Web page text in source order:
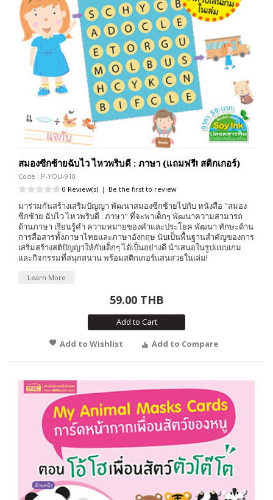
สมองซีกซ้ายฉับไว ไหวพริบดี : ภาษา (แถมฟรี! สติกเกอร์)
Code : P-YOU-910
0 Review(s) | Be the first to review
มาร่วมกันสร้างเสริมปัญญา พัฒนาสมองซีกซ้ายไปกับ หนังสือ "สมอง
ซีกซ้าย ฉับไว ไหวพริบดี : ภาษา" ที่จะพาเด็กๆ พัฒนาความสามารถ
ด้านภาษา เรียนรู้คำ ความหมายของคำและประโยค พัฒนา ทักษะด้าน
การสื่อสารทั้งภาษาไทยและภาษาอังกฤษ นับเป็นพื้นฐานสำคัญของการ
เสริมสร้างสติปัญญาให้กับเด็กๆ ได้เป็นอย่างดี นำเสนอในรูปแบบเกม
และกิจกรรมที่สนุกสนาน พร้อมสติกเกอร์แสนสวยในเล่ม!
Learn More
59.00 THB
Add to Cart
Add to Wishlist
Add to Compare